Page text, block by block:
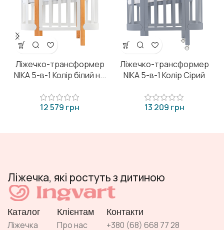
Ліжечко-трансформер
NIKA 5-в-1 Колір білий н...
грн
Ліжечко-трансформер
NIKA 5-в-1 Колір Сірий
грн
Ліжечка, які ростуть з дитиною
Каталог
Ліжечка
Клієнтам
Про нас
Контакти
+380 (68) 668 77 28